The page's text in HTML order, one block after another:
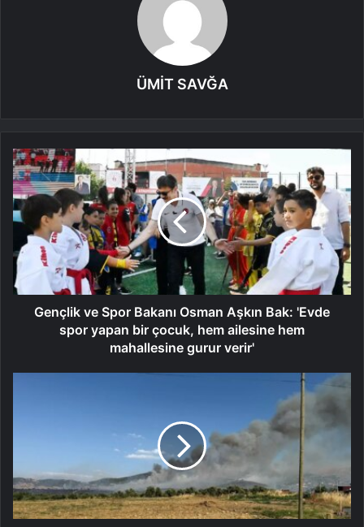
ÜMİT SAVĞA
Gençlik ve Spor Bakanı Osman Aşkın Bak: 'Evde
spor yapan bir çocuk, hem ailesine hem
mahallesine gurur verir'